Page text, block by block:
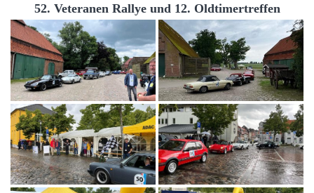
52. Veteranen Rallye und 12. Oldtimertreffen